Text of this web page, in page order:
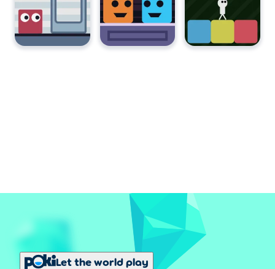
Let the world play